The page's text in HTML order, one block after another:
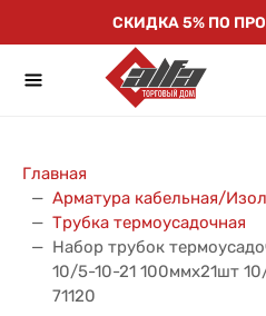
СКИДКА 5% ПО
Главная
Арматура кабельная/
Трубка термоусадочная
Набор трубок
10/5-10-21 100ммх21шт
71120